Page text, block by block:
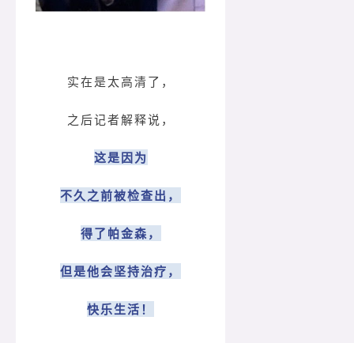
实在是太高清了，
之后记者解释说，
这是因为
不久之前被检查出，
得了帕金森，
但是他会坚持治疗，
快乐生活！